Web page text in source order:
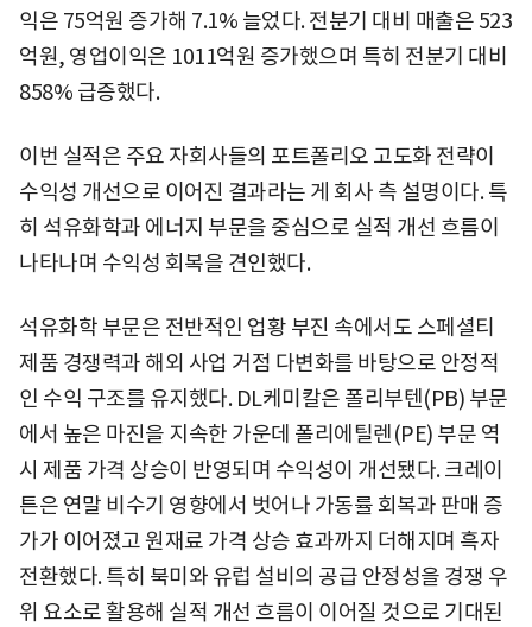
익은 75억원 증가해 7.1% 늘었다. 전분기 대비 매출은 523
억원, 영업이익은 1011억원 증가했으며 특히 전분기 대비
858% 급증했다.
이번 실적은 주요 자회사들의 포트폴리오 고도화 전략이
수익성 개선으로 이어진 결과라는 게 회사 측 설명이다. 특
히 석유화학과 에너지 부문을 중심으로 실적 개선 흐름이
나타나며 수익성 회복을 견인했다.
석유화학 부문은 전반적인 업황 부진 속에서도 스페셜티
제품 경쟁력과 해외 사업 거점 다변화를 바탕으로 안정적
인 수익 구조를 유지했다. DL케미칼은 폴리부텐(PB) 부문
에서 높은 마진을 지속한 가운데 폴리에틸렌(PE) 부문 역
시 제품 가격 상승이 반영되며 수익성이 개선됐다. 크레이
튼은 연말 비수기 영향에서 벗어나 가동률 회복과 판매 증
가가 이어졌고 원재료 가격 상승 효과까지 더해지며 흑자
전환했다. 특히 북미와 유럽 설비의 공급 안정성을 경쟁 우
위 요소로 활용해 실적 개선 흐름이 이어질 것으로 기대된